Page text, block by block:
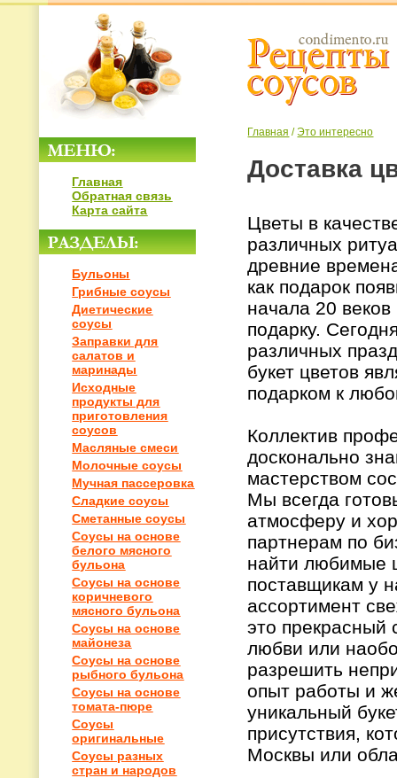
Главная
Обратная связь
Карта сайта
Бульоны
Грибные соусы
Диетические
соусы
Заправки для
салатов и
маринады
Исходные
продукты для
приготовления
соусов
Масляные смеси
Молочные соусы
Мучная пассеровка
Сладкие соусы
Сметанные соусы
Соусы на основе
белого мясного
бульона
Соусы на основе
коричневого
мясного бульона
Соусы на основе
майонеза
Соусы на основе
рыбного бульона
Соусы на основе
томата-пюре
Соусы
оригинальные
Соусы разных
стран и народов
Главная /Это интересно
Доставка
Цветы в
различных
древние
как подарок
начала 20
подарку.
различных
букет цветов
подарком к
Коллектив
досконально
мастерством
Мы всегда
атмосферу и
партнерам по
найти любимые
поставщикам у
ассортимент
это прекрасный
любви или
разрешить
опыт работы и
уникальный
присутствия,
Москвы или